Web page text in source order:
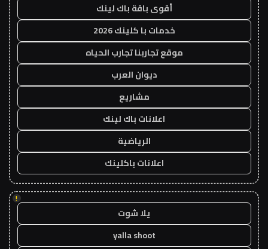
أقوى باقة باك لينك
خدمات با كلينك 2026
موقع تجاربنا تجارب الحياه
ديوان العرب
مشاريع
اعلانات باك لينك
الرياضية
اعلانات باكلينك
!
يلا شوت
yalla shoot